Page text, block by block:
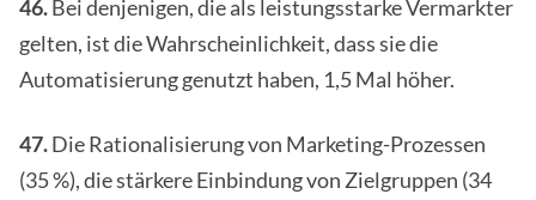
46.Bei denjenigen, die als leistungsstarke Vermarkter
gelten, ist die Wahrscheinlichkeit, dass sie die
Automatisierung genutzt haben, 1,5 Mal höher.
47.Die Rationalisierung von Marketing-Prozessen
(35 %), die stärkere Einbindung von Zielgruppen (34